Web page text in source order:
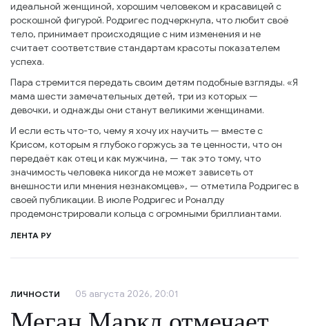
идеальной женщиной, хорошим человеком и красавицей с
роскошной фигурой. Родригес подчеркнула, что любит своё
тело, принимает происходящие с ним изменения и не
считает соответствие стандартам красоты показателем
успеха.
Пара стремится передать своим детям подобные взгляды. «Я
мама шести замечательных детей, три из которых —
девочки, и однажды они станут великими женщинами.
И если есть что-то, чему я хочу их научить — вместе с
Крисом, которым я глубоко горжусь за те ценности, что он
передаёт как отец и как мужчина, — так это тому, что
значимость человека никогда не может зависеть от
внешности или мнения незнакомцев», — отметила Родригес в
своей публикации. В июле Родригес и Роналду
продемонстрировали кольца с огромными бриллиантами.
ЛЕНТА РУ
ЛИЧНОСТИ 05 августа 2026, 20:01